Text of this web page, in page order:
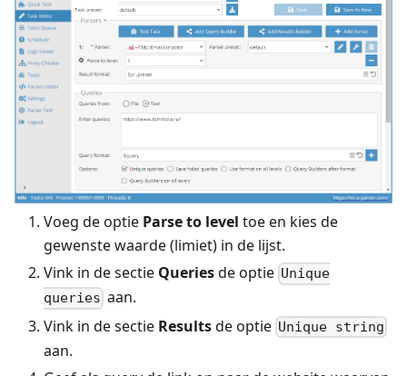
Voeg de optie Parse to level toe en kies de
gewenste waarde (limiet) in de lijst.
Vink in de sectie Queriesde optie Unique
queries aan.
Vink in de sectie Resultsde optie Unique string
aan.